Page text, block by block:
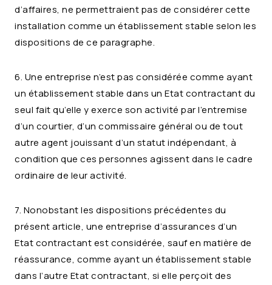
d’affaires, ne permettraient pas de considérer cette
installation comme un établissement stable selon les
dispositions de ce paragraphe.
6. Une entreprise n’est pas considérée comme ayant
un établissement stable dans un Etat contractant du
seul fait qu’elle y exerce son activité par l’entremise
d’un courtier, d’un commissaire général ou de tout
autre agent jouissant d’un statut indépendant, à
condition que ces personnes agissent dans le cadre
ordinaire de leur activité.
7. Nonobstant les dispositions précédentes du
présent article, une entreprise d’assurances d’un
Etat contractant est considérée, sauf en matière de
réassurance, comme ayant un établissement stable
dans l’autre Etat contractant, si elle perçoit des